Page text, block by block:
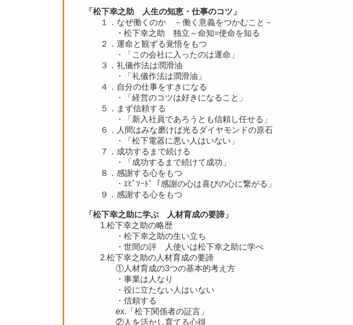
「松下幸之助 人生の知恵・仕事のコツ」
１．なぜ働くのか －働く意義をつかむこと－
・松下幸之助 独立～命知=使命を知る
２．運命と観ずる覚悟をもつ
・「この会社に入ったのは運命」
３．礼儀作法は潤滑油
・「礼儀作法は潤滑油」
４．自分の仕事をすきになる
・「経営のコツは好きになること」
５．まず信頼する
・「新入社員であろうとも信頼し任せる」
６．人間はみな磨けば光るダイヤモンドの原石
・「松下電器に悪い人はいない」
７．成功するまで続ける
・「成功するまで続けて成功」
８．感謝する心をもつ
・ｴﾋﾟｿｰﾄﾞ「感謝の心は喜びの心に繋がる」
９．感謝する心をもつ
「松下幸之助に学ぶ 人材育成の要諦」
1.松下幸之助の略歴
・松下幸之助の生い立ち
・世間の評 人使いは松下幸之助に学べ
2.松下幸之助の人材育成の要諦
①人材育成の3つの基本的考え方
・事業は人なり
・役に立たない人はいない
・信頼する
ex.「松下関係者の証言」
②人を活かし育てる心得